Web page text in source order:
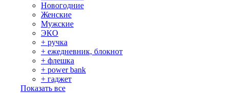
Новогодние
Женские
Мужские
ЭКО
+ ручка
+ ежедневник, блокнот
+ флешка
+ power bank
+ гаджет
Показать все